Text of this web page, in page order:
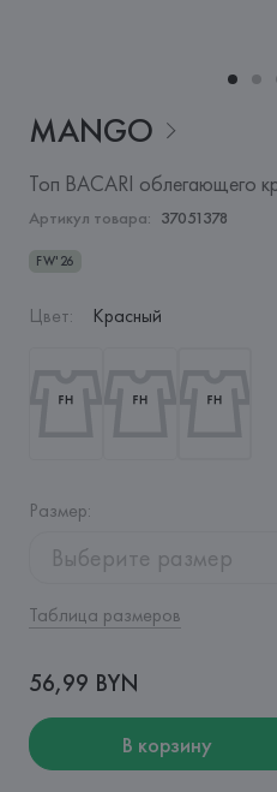
MANGO
Топ BACARI облегающего
Артикул товара: 37051378
FW'26
Цвет: Красный
Размер:
Выберите размер
Таблица размеров
56,99 BYN
В корзину